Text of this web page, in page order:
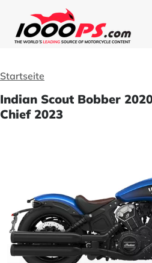
Startseite
Indian Scout Bobber
Chief 2023